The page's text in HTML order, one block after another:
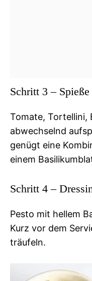
Schritt 3 –
Tomate, Tortellini,
abwechselnd
genügt eine
einem
Schritt 4 –
Pesto mit hellem
Kurz vor dem
träufeln.